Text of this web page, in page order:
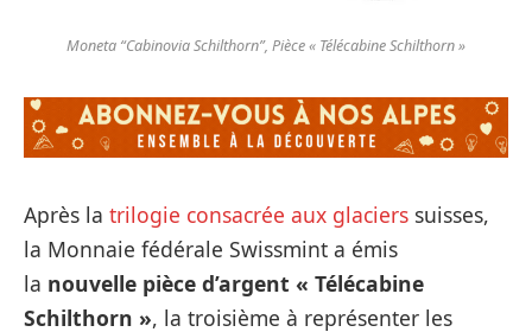
Moneta “Cabinovia Schilthorn”, Pièce « Télécabine Schilthorn »
Après la trilogie consacrée aux glaciers suisses,
la Monnaie fédérale Swissmint a émis
la nouvelle pièce d’argent « Télécabine
Schilthorn », la troisième à représenter les